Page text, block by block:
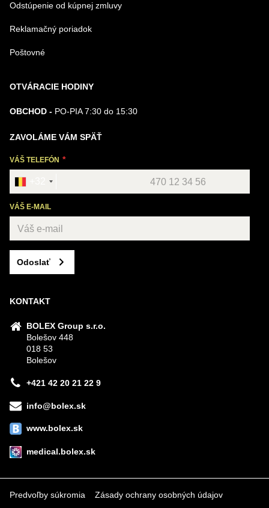
Odstúpenie od kúpnej zmluvy
Reklamačný poriadok
Poštovné
OTVÁRACIE HODINY
OBCHOD - PO-PIA 7:30 do 15:30
ZAVOLÁME VÁM SPÄŤ
VÁŠ TELEFÓN
VÁŠ E-MAIL
Odoslať
KONTAKT
BOLEX Group s.r.o.
Bolešov 448
018 53
Bolešov
+421 42 20 21 22 9
info@bolex.sk
www.bolex.sk
medical.bolex.sk
Predvoľby súkromia Zásady ochrany osobných údajov